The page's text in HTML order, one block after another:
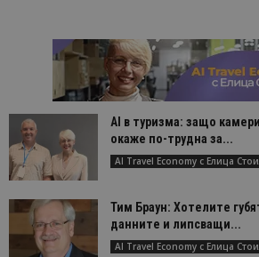
AI в туризма: защо
окаже по-трудна за...
AI Travel Economy с Елица
Тим Браун: Хотелите
данните и липсващи...
AI Travel Economy с Елица